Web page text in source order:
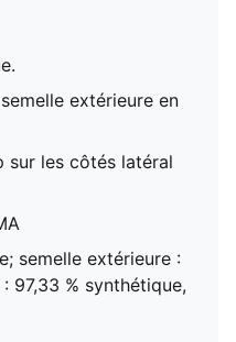
extérieure en
sur les côtés latéral
semelle extérieure :
97,33 % synthétique,